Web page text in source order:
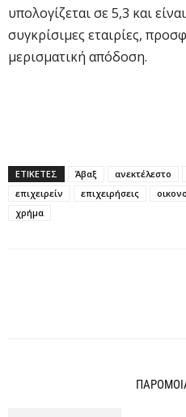
υπολογίζεται σε 5,3 και
συγκρίσιμες εταιρίες,
μερισματική απόδοση.
ΕΤΙΚΕΤΕΣ Άβαξ ανεκτέλεστο
επιχειρείν
επιχειρήσεις
χρήμα